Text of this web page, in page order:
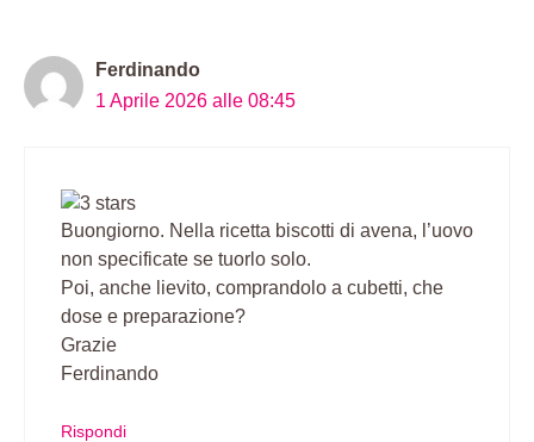
Ferdinando
1 Aprile 2026 alle 08:45
Buongiorno. Nella ricetta biscotti di avena, l’uovo
non specificate se tuorlo solo.
Poi, anche lievito, comprandolo a cubetti, che
dose e preparazione?
Grazie
Ferdinando
Rispondi